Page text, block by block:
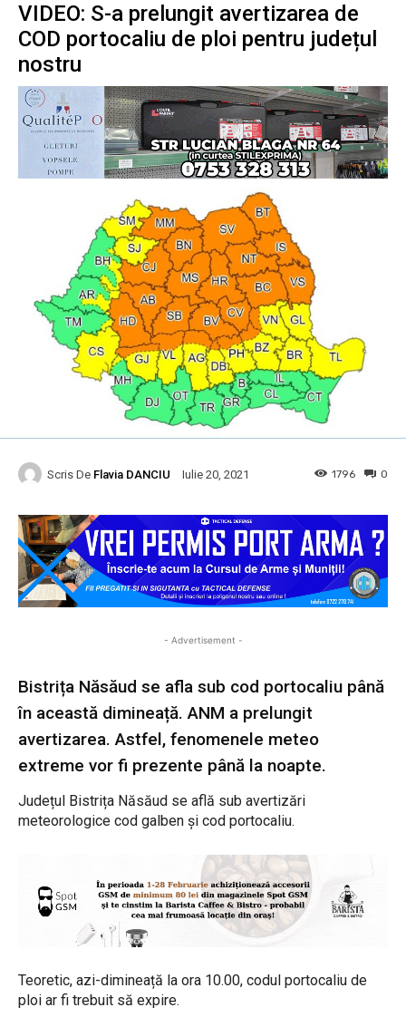
VIDEO: S-a prelungit avertizarea de
COD portocaliu de ploi pentru județul
nostru
Scris De Flavia DANCIU Iulie 20, 2021 0
1796
- Advertisement -
Bistrița Năsăud se afla sub cod portocaliu până
în această dimineață. ANM a prelungit
avertizarea. Astfel, fenomenele meteo
extreme vor fi prezente până la noapte.
Județul Bistrița Năsăud se află sub avertizări
meteorologice cod galben și cod portocaliu.
Teoretic, azi-dimineață la ora 10.00, codul portocaliu de
ploi ar fi trebuit să expire.